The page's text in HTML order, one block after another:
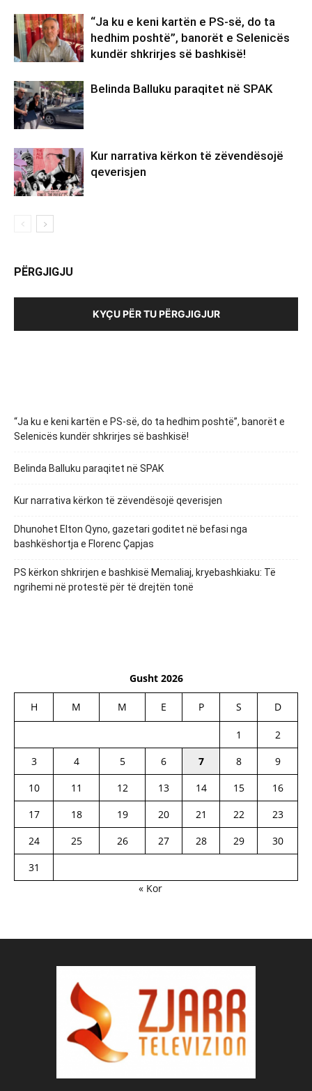
“Ja ku e keni kartën e PS-së, do ta
hedhim poshtë”, banorët e Selenicës
kundër shkrirjes së bashkisë!
Belinda Balluku paraqitet në SPAK
Kur narrativa kërkon të zëvendësojë
qeverisjen
PËRGJIGJU
KYÇU PËR TU PËRGJIGJUR
“Ja ku e keni kartën e PS-së, do ta hedhim poshtë”, banorët e
Selenicës kundër shkrirjes së bashkisë!
Belinda Balluku paraqitet në SPAK
Kur narrativa kërkon të zëvendësojë qeverisjen
Dhunohet Elton Qyno, gazetari goditet në befasi nga
bashkëshortja e Florenc Çapjas
PS kërkon shkrirjen e bashkisë Memaliaj, kryebashkiaku: Të
ngrihemi në protestë për të drejtën tonë
Gusht 2026
H M M E P S D
1
2
3
4 5 6 7 8
9
10
11 12 13 14 15
16
17
18 19 20 21 22
23
24
25 26 27 28 29
30
31
« Kor